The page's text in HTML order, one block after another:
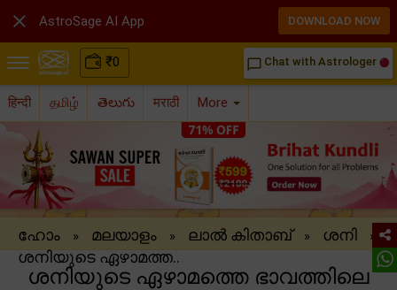
₹0 chat_bubble_outline Chat with Astrologer
हिन्दी தமிழ் తెలుగు मराठी More
ഹോം » മലയാളം » ലാൽ കിതാബ് » ശനി »
ശനിയുടെ ഏഴാമത്ത..
ശനിയുടെ ഏഴാമത്തെ ഭാവത്തിലെ
 AstroSage AI App DOWNLOAD NOW